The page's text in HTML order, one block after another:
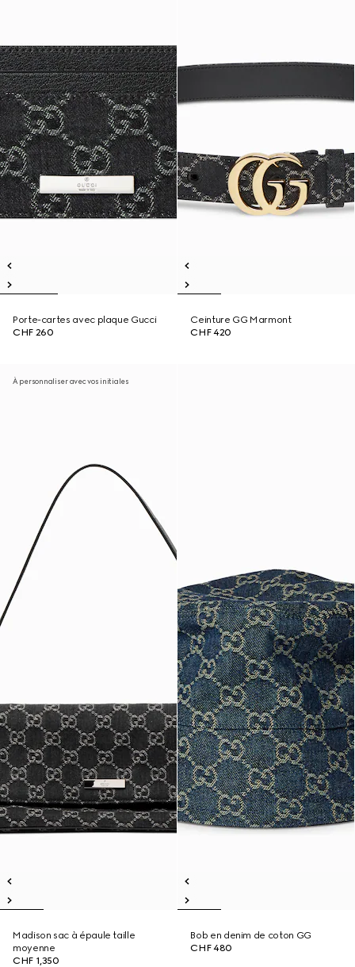
Porte-cartes avec plaque Gucci
CHF 260
Ceinture GG Marmont
CHF 420
À personnaliser avec vos initiales
Madison sac à épaule taille
moyenne
CHF 1,350
Bob en denim de coton GG
CHF 480